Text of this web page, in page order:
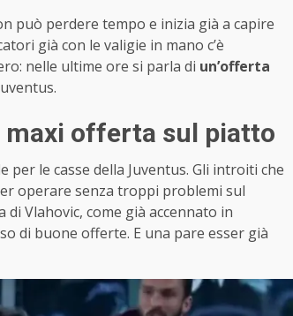
può perdere tempo e inizia già a capire
già con le valigie in mano c’è
nelle ultime ore si parla di un’offerta
maxi offerta sul piatto
le casse della Juventus. Gli introiti che
operare senza troppi problemi sul
di Vlahovic, come già accennato in
di buone offerte. E una pare esser già